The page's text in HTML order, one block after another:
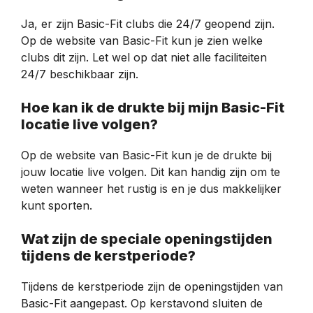
Ja, er zijn Basic-Fit clubs die 24/7 geopend zijn.
Op de website van Basic-Fit kun je zien welke
clubs dit zijn. Let wel op dat niet alle faciliteiten
24/7 beschikbaar zijn.
Hoe kan ik de drukte bij mijn Basic-Fit
locatie live volgen?
Op de website van Basic-Fit kun je de drukte bij
jouw locatie live volgen. Dit kan handig zijn om te
weten wanneer het rustig is en je dus makkelijker
kunt sporten.
Wat zijn de speciale openingstijden
tijdens de kerstperiode?
Tijdens de kerstperiode zijn de openingstijden van
Basic-Fit aangepast. Op kerstavond sluiten de